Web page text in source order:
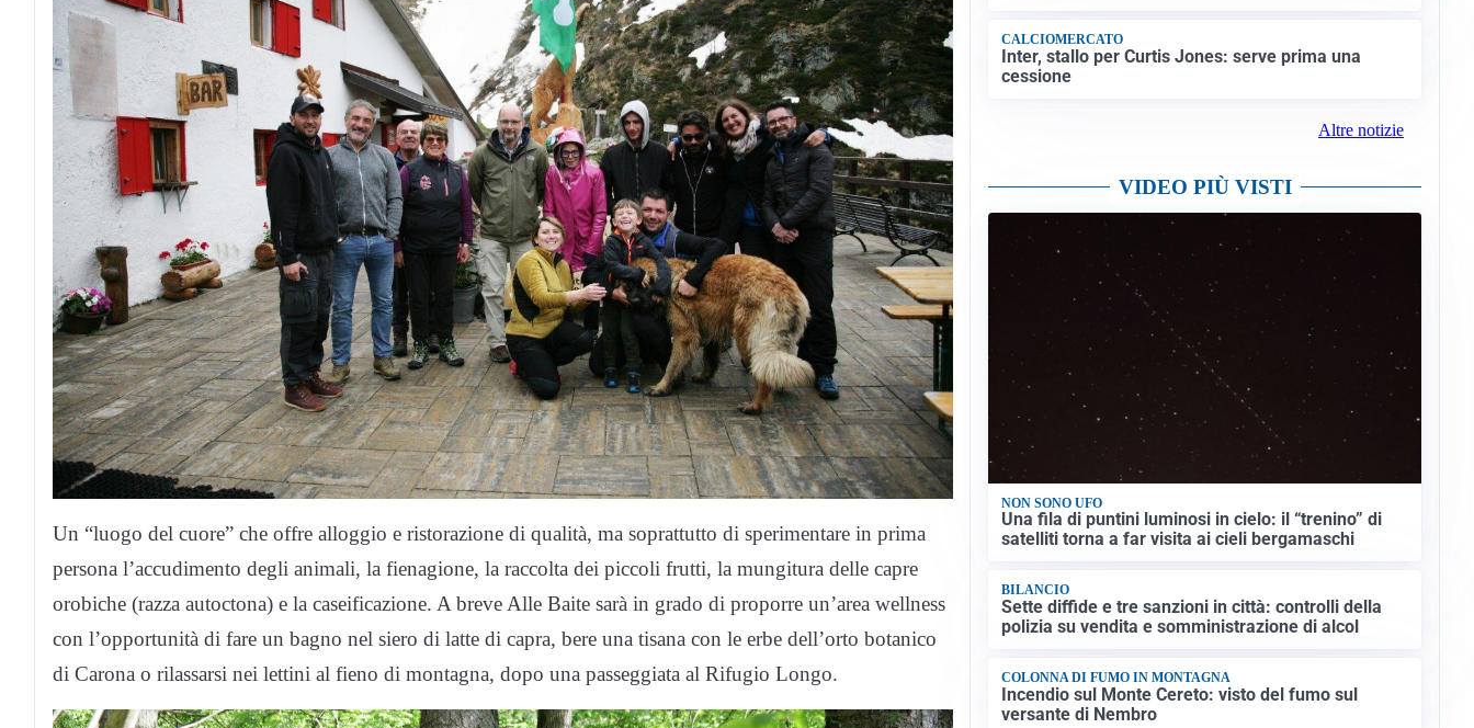
Un “luogo del cuore” che offre alloggio e ristorazione di qualità, ma soprattutto di sperimentare in prima
persona l’accudimento degli animali, la fienagione, la raccolta dei piccoli frutti, la mungitura delle capre
orobiche (razza autoctona) e la caseificazione. A breve Alle Baite sarà in grado di proporre un’area wellness
con l’opportunità di fare un bagno nel siero di latte di capra, bere una tisana con le erbe dell’orto botanico
di Carona o rilassarsi nei lettini al fieno di montagna, dopo una passeggiata al Rifugio Longo.
CALCIOMERCATO
Inter, stallo per Curtis Jones: serve prima una
cessione
Altre notizie
VIDEO PIÙ VISTI
NON SONO UFO
Una fila di puntini luminosi in cielo: il “trenino” di
satelliti torna a far visita ai cieli bergamaschi
BILANCIO
Sette diffide e tre sanzioni in città: controlli della
polizia su vendita e somministrazione di alcol
COLONNA DI FUMO IN MONTAGNA
Incendio sul Monte Cereto: visto del fumo sul
versante di Nembro